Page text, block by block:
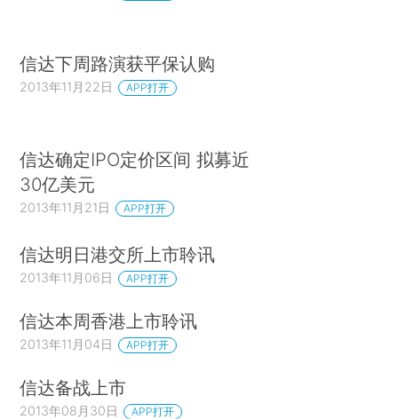
信达下周路演获平保认购
2013年11月22日 APP打开
信达确定IPO定价区间 拟募近
30亿美元
2013年11月21日 APP打开
信达明日港交所上市聆讯
2013年11月06日 APP打开
信达本周香港上市聆讯
2013年11月04日 APP打开
信达备战上市
2013年08月30日 APP打开